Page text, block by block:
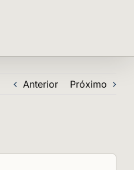
Anterior Próximo